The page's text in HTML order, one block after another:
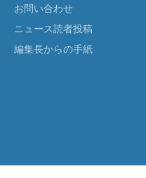
お問い合わせ
ニュース読者投稿
編集長からの手紙